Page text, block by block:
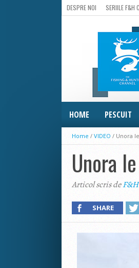
DESPRE NOI SERIILE F&H
HOME PESCUIT
Home / VIDEO / Unora
Unora
Articol scris deF&H
SHARE